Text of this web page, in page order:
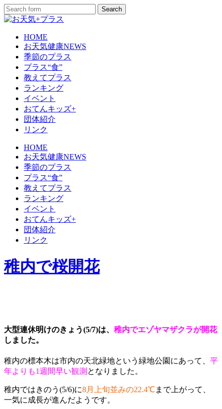
HOME
お天気健康NEWS
季節のプラス
プラス“食”
教えてプラス
ランキング
イベント
おてんキッズ+
団体紹介
リンク
HOME
お天気健康NEWS
季節のプラス
プラス“食”
教えてプラス
ランキング
イベント
おてんキッズ+
団体紹介
リンク
稚内で桜開花
大型連休明けのきょう(5/7)は、 稚内でエゾヤマザクラが開花
しました。
稚内の標本木は市内の天北緑地という緑地公園にあって、 平
年よりも1週間早い観測 となりました。
稚内ではきのう(5/6)に8月上旬並みの22.4℃ まで上がって、
一気に成長が進んだようです。